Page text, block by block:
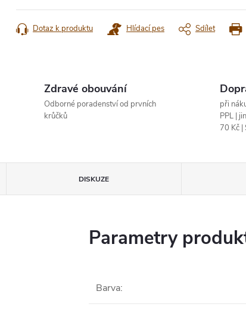
Dotaz k produktu Hlídací pes Sdílet
Zdravé obouvání
Odborné poradenství od prvních
krůčků
při
PPL |
70 Kč |
DISKUZE
Parametry
Barva: